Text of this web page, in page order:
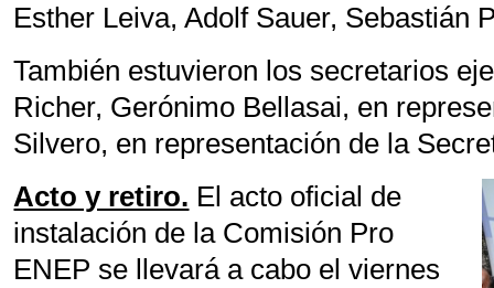
Esther Leiva, Adolf Sauer, Sebastián
También estuvieron los secretarios
Richer, Gerónimo Bellasai, en
Silvero, en representación de la
Acto y retiro. El acto oficial de
instalación de la Comisión Pro
ENEP se llevará a cabo el viernes